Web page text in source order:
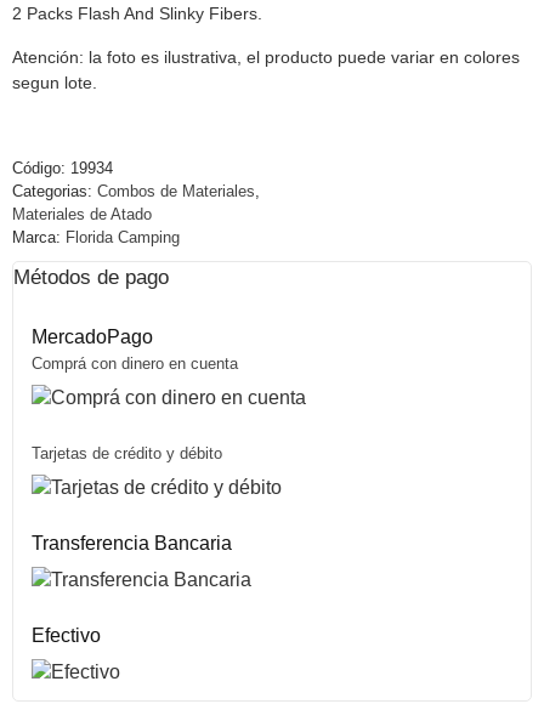
2 Packs Flash And Slinky Fibers.
Atención: la foto es ilustrativa, el producto puede variar en colores
segun lote.
Código: 19934
Categorias: Combos de Materiales
Materiales de Atado
Marca: Florida Camping
Métodos de pago
MercadoPago
Comprá con dinero en cuenta
Tarjetas de crédito y débito
Transferencia Bancaria
Efectivo